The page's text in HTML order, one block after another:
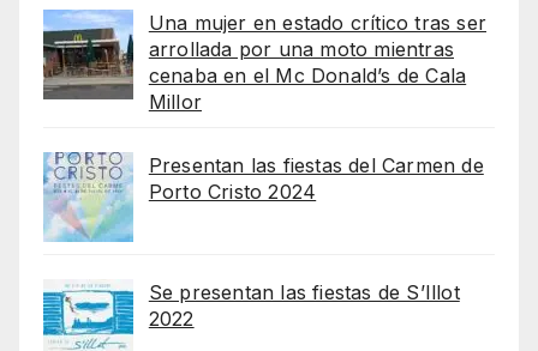
Una mujer en estado crítico tras ser
arrollada por una moto mientras
cenaba en el Mc Donald’s de Cala
Millor
Presentan las fiestas del Carmen de
Porto Cristo 2024
Se presentan las fiestas de S’Illot
2022